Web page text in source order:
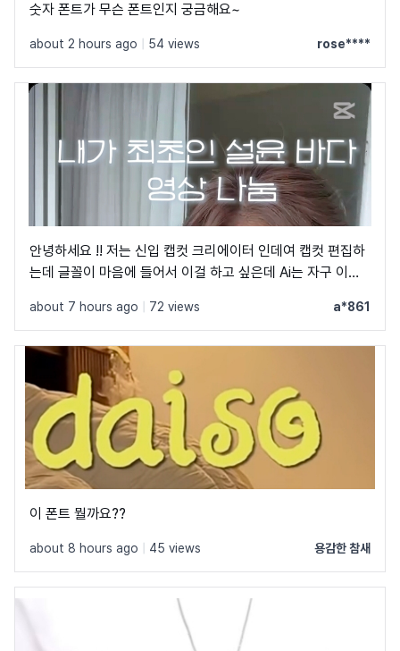
숫자 폰트가 무슨 폰트인지 궁금해요~
about 2 hours ago 54 views rose****
안녕하세요 !! 저는 신입 캡컷 크리에이터 인데여 캡컷 편집하
는데 글꼴이 마음에 들어서 이걸 하고 싶은데 Ai는 자구 이상
이 글꼴 가지고싶어요 ㅠ ㅂ ㅠ
about 7 hours ago 72 views a*861
이 폰트 뭘까요??
about 8 hours ago 45 views 용감한 참새